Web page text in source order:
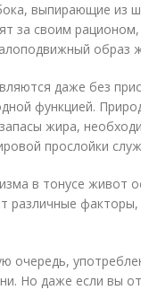
выпирающие из
за своим
образ
даже без
функцией.
жира,
прослойки
в тонусе живот
различные
очередь,
Но даже если вы